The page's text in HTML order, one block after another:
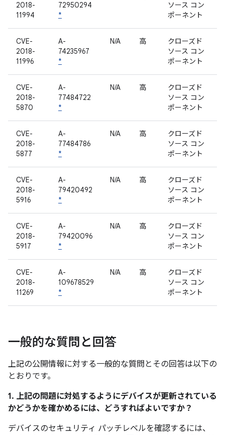
2018-
11994
72950294
*
ソース コン
ポーネント
CVE-
2018-
11996
A-
74235967
*
N/A 高
クローズド
ソース コン
ポーネント
CVE-
2018-
5870
A-
77484722
*
N/A 高
クローズド
ソース コン
ポーネント
CVE-
2018-
5877
A-
77484786
*
N/A 高
クローズド
ソース コン
ポーネント
CVE-
2018-
5916
A-
79420492
*
N/A 高
クローズド
ソース コン
ポーネント
CVE-
2018-
5917
A-
79420096
*
N/A 高
クローズド
ソース コン
ポーネント
CVE-
2018-
11269
A-
109678529
*
N/A 高
クローズド
ソース コン
ポーネント
一般的な質問と回答
上記の公開情報に対する一般的な質問とその回答は以下の
とおりです。
1. 上記の問題に対処するようにデバイスが更新されている
かどうかを確かめるには、どうすればよいですか？
デバイスのセキュリティ パッチレベルを確認するには、